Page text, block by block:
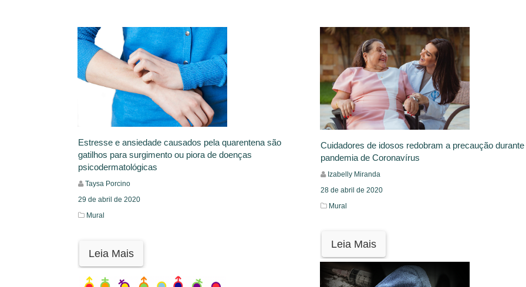
Estresse e ansiedade causados pela quarentena são
gatilhos para surgimento ou piora de doenças
psicodermatológicas
Taysa Porcino
29 de abril de 2020
Mural
Leia Mais
Cuidadores de idosos redobram a precaução durante
pandemia de Coronavírus
Izabelly Miranda
28 de abril de 2020
Mural
Leia Mais